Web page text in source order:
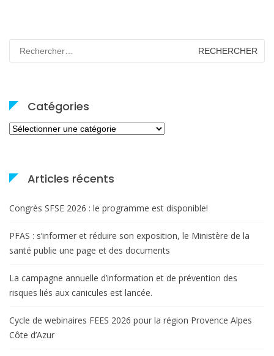
Catégories
Catégories
Articles récents
Congrès SFSE 2026 : le programme est disponible!
PFAS : s’informer et réduire son exposition, le Ministère de la
santé publie une page et des documents
La campagne annuelle d’information et de prévention des
risques liés aux canicules est lancée.
Cycle de webinaires FEES 2026 pour la région Provence Alpes
Côte d’Azur